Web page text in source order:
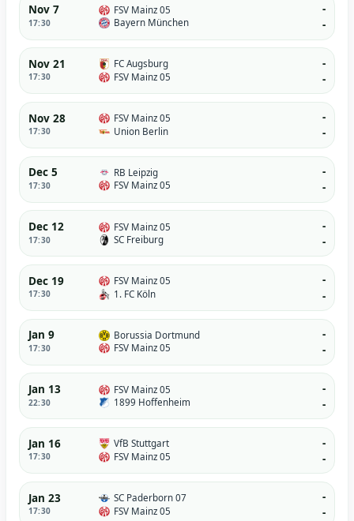
Nov 7
17:30
FSV Mainz 05
Bayern München
-
-
Nov 21
17:30
FC Augsburg
FSV Mainz 05
-
-
Nov 28
17:30
FSV Mainz 05
Union Berlin
-
-
Dec 5
17:30
RB Leipzig
FSV Mainz 05
-
-
Dec 12
17:30
FSV Mainz 05
SC Freiburg
-
-
Dec 19
17:30
FSV Mainz 05
1. FC Köln
-
-
Jan 9
17:30
Borussia Dortmund
FSV Mainz 05
-
-
Jan 13
22:30
FSV Mainz 05
1899 Hoffenheim
-
-
Jan 16
17:30
VfB Stuttgart
FSV Mainz 05
-
-
Jan 23
17:30
SC Paderborn 07
FSV Mainz 05
-
-